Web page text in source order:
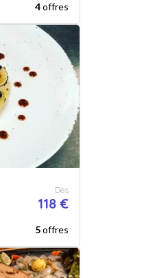
4offres
Dès
118 €
5offres